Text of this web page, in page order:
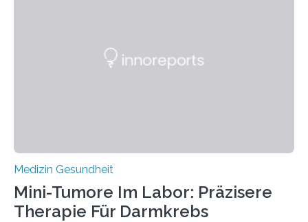
Medizin Gesundheit
Mini-Tumore Im Labor: Präzisere
Therapie Für Darmkrebs